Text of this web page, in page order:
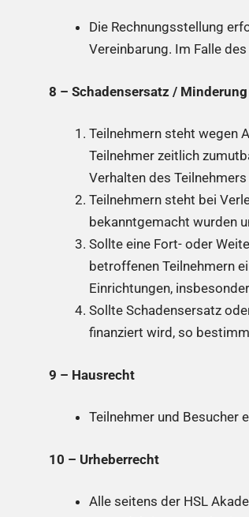
Die Rechnungsstellung
Vereinbarung. Im Falle
8 – Schadensersatz / Minderung
Teilnehmern steht wegen
Teilnehmer zeitlich
Verhalten des
Teilnehmern steht bei
bekanntgemacht wurden
Sollte eine Fort- oder
betroffenen Teilnehmern
Einrichtungen,
Sollte Schadensersatz
finanziert wird, so
9 – Hausrecht
Teilnehmer und Besucher
10 – Urheberrecht
Alle seitens der HSL